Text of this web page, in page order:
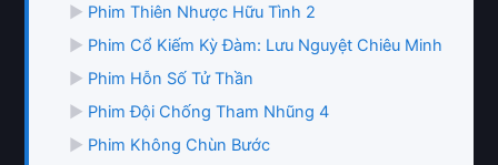
▶ Phim Thiên Nhược Hữu Tình 2
▶ Phim Cổ Kiếm Kỳ Đàm: Lưu Nguyệt Chiêu Minh
▶ Phim Hỗn Số Tử Thần
▶ Phim Đội Chống Tham Nhũng 4
▶ Phim Không Chùn Bước